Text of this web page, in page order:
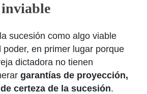
inviable
sucesión como algo viable
poder, en primer lugar porque
dictadora no tienen
garantías de proyección,
certeza de la sucesión.